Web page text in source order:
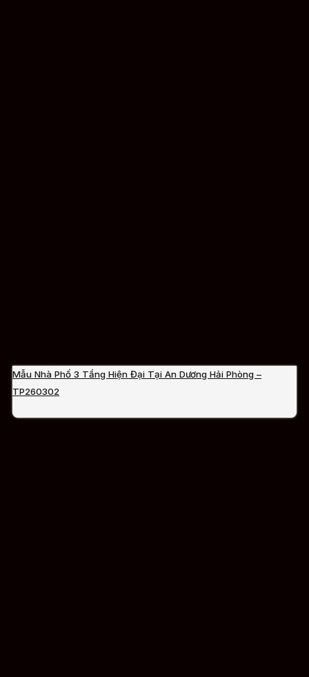
Mẫu Nhà Phố 3 Tầng Hiện Đại Tại An Dương Hải Phòng –
TP260302